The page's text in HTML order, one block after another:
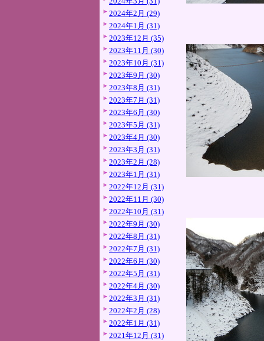
2024年2月 (29)
2024年1月 (31)
2023年12月 (35)
2023年11月 (30)
2023年10月 (31)
2023年9月 (30)
2023年8月 (31)
2023年7月 (31)
2023年6月 (30)
2023年5月 (31)
2023年4月 (30)
2023年3月 (31)
2023年2月 (28)
2023年1月 (31)
2022年12月 (31)
2022年11月 (30)
2022年10月 (31)
2022年9月 (30)
2022年8月 (31)
2022年7月 (31)
2022年6月 (30)
2022年5月 (31)
2022年4月 (30)
2022年3月 (31)
2022年2月 (28)
2022年1月 (31)
2021年12月 (31)